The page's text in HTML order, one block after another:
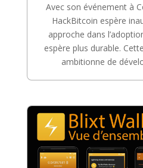
Avec son événement à
HackBitcoin espère
approche dans
espère plus durable.
ambitionne de